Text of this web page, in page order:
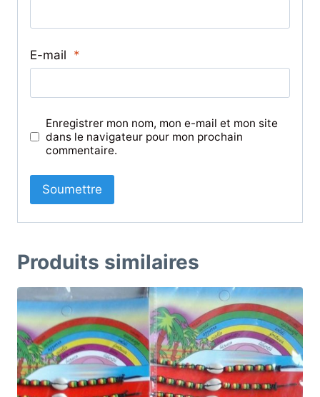
E-mail *
Enregistrer mon nom, mon e-mail et mon site
dans le navigateur pour mon prochain
commentaire.
Produits similaires